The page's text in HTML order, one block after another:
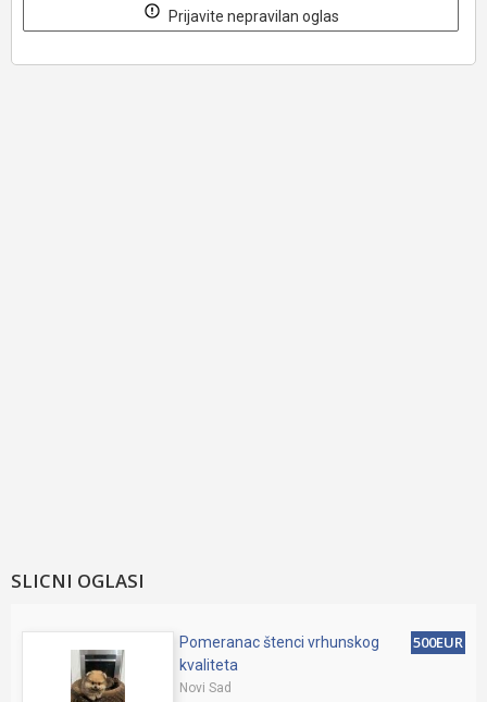
Prijavite nepravilan oglas
SLICNI OGLASI
Pomeranac štenci vrhunskog
kvaliteta
Novi Sad
500EUR